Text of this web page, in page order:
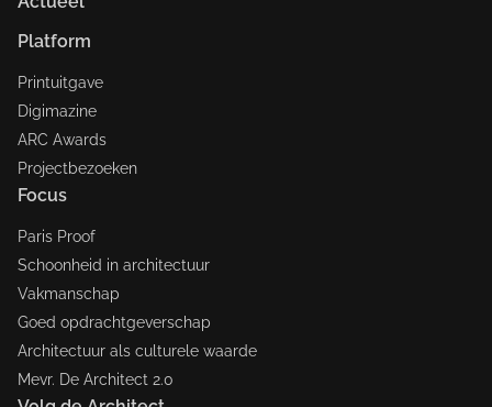
Platform
Printuitgave
Digimazine
ARC Awards
Projectbezoeken
Focus
Paris Proof
Schoonheid in architectuur
Vakmanschap
Goed opdrachtgeverschap
Architectuur als culturele waarde
Mevr. De Architect 2.0